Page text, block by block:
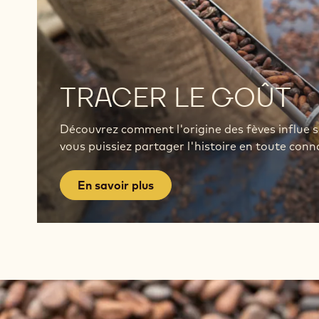
TRACER LE GOÛT
Découvrez comment l'origine des fèves influe
vous puissiez partager l'histoire en toute
En savoir plus
savoir